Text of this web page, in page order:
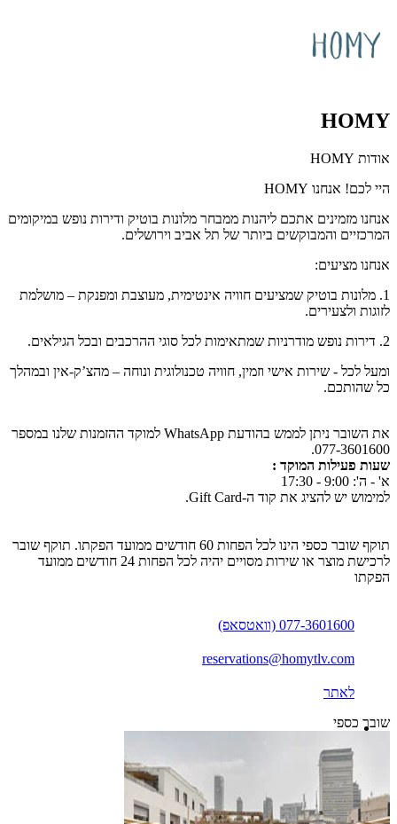
HOMY
אודות HOMY
היי לכם! אנחנו HOMY
אנחנו מזמינים אתכם ליהנות ממבחר מלונות בוטיק ודירות נופש במיקומים
המרכזיים והמבוקשים ביותר של תל אביב וירושלים.
אנחנו מציעים:
1. מלונות בוטיק שמציעים חוויה אינטימית, מעוצבת ומפנקת – מושלמת
לזוגות ולצעירים.
2. דירות נופש מודרניות שמתאימות לכל סוגי ההרכבים ובכל הגילאים.
ומעל לכל - שירות אישי וזמין, חוויה טכנולוגית ונוחה – מהצ’ק-אין ובמהלך
כל שהותכם.
את השובר ניתן לממש בהודעת WhatsApp למוקד ההזמנות שלנו במספר
077-3601600.
שעות פעילות המוקד :
א' - ה': 9:00 - 17:30
למימוש יש להציג את קוד ה-Gift Card.
תוקף שובר כספי הינו לכל הפחות 60 חודשים ממועד הפקתו. תוקף שובר
לרכישת מוצר או שירות מסויים יהיה לכל הפחות 24 חודשים ממועד
הפקתו
077-3601600 (וואטסאפ)
reservations@homytlv.com
לאתר
שובר כספי